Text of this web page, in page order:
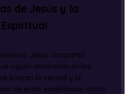
de Jesús y la
Jesús compartió
siguen resonando en los
buscan la verdad y la
de estas enseñanzas, como